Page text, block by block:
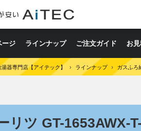
ージ ラインナップ ご注文ガイド お
湯器専門店【アイテック】 › ラインナップ › ガスふろ
リツ GT-1653AWX-